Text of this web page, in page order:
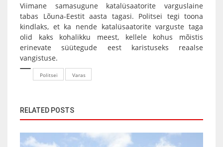
Viimane samasugune katalüsaatorite varguslaine
tabas Lõuna-Eestit aasta tagasi. Politsei tegi toona
kindlaks, et ka nende katalüsaatorite varguste taga
olid kaks kohalikku meest, kellele kohus mõistis
erinevate süütegude eest karistuseks reaalse
vangistuse.
Politsei Varas
RELATED POSTS